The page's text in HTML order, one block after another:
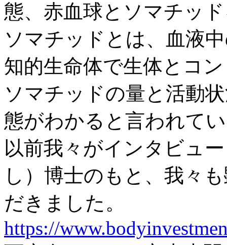
態、赤血球とソマチッ
ソマチッドとは、血液
知的生命体で生体とコ
ソマチッドの量と活動
態がわかると言われて
以前我々がインタビュ
し）博士のもと、我々
だきました。
https://